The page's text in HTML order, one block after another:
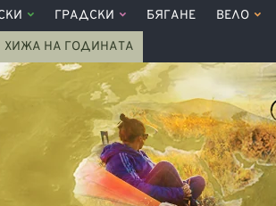
ГРАДСКИ БЯГАНЕ ВЕЛО
ХИЖА НА ГОДИНАТА